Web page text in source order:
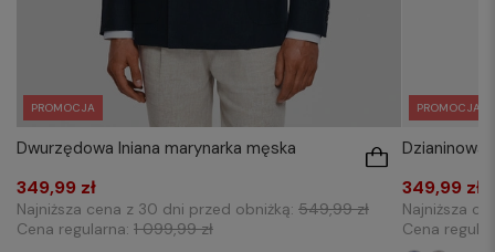
PROMOCJA
Dwurzędowa lniana marynarka męska
349,99 zł
Najniższa cena z 30 dni przed obniżką: 549,99 zł
Cena regularna: 1 099,99 zł
PROMOCJA
Dzianinowa
349,99 zł
Najniższa
Cena